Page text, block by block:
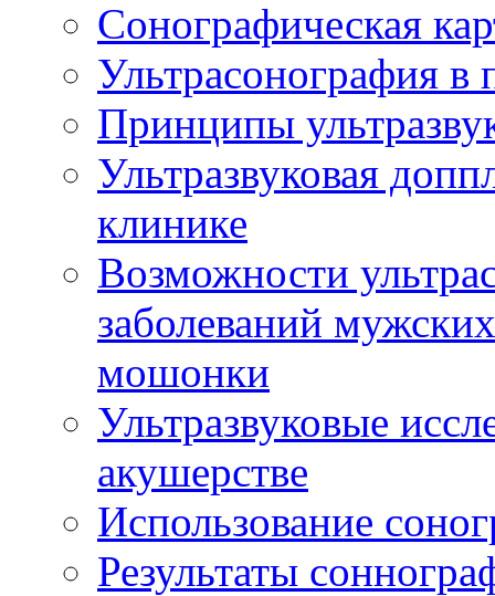
Сонографическая
Ультрасонография в
Принципы
Ультразвуковая
клинике
Возможности
заболеваний
мошонки
Ультразвуковые
акушерстве
Использование
Результаты